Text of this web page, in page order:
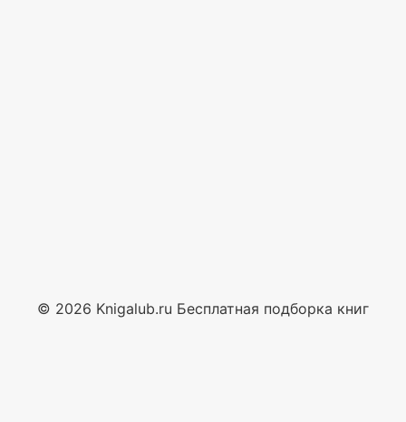
© 2026 Knigalub.ru Бесплатная подборка книг